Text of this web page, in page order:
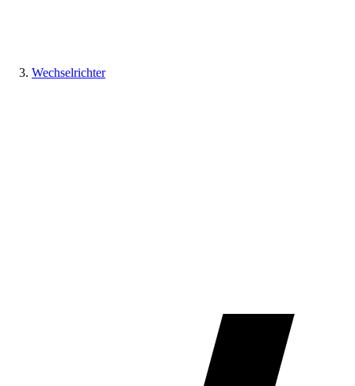
Wechselrichter